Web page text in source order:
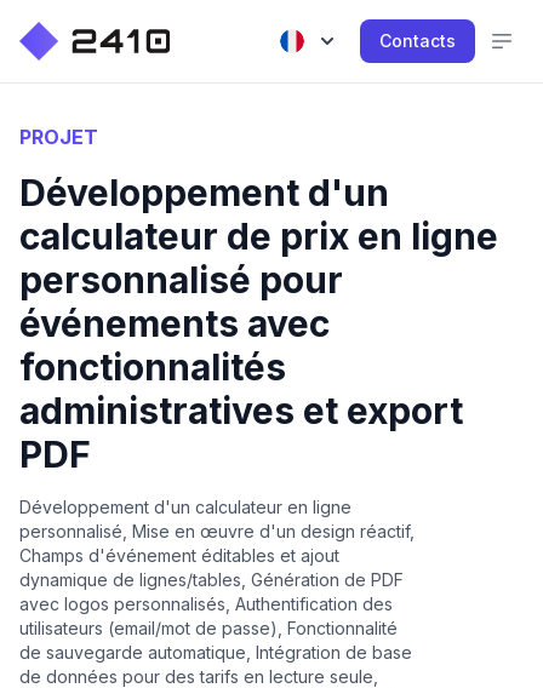
Contacts
PROJET
Développement d'un
calculateur de prix en ligne
personnalisé pour
événements avec
fonctionnalités
administratives et export
PDF
Développement d'un calculateur en ligne
personnalisé, Mise en œuvre d'un design réactif,
Champs d'événement éditables et ajout
dynamique de lignes/tables, Génération de PDF
avec logos personnalisés, Authentification des
utilisateurs (email/mot de passe), Fonctionnalité
de sauvegarde automatique, Intégration de base
de données pour des tarifs en lecture seule,